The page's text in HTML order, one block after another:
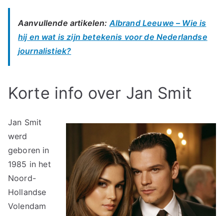
Aanvullende artikelen: Albrand Leeuwe – Wie is
hij en wat is zijn betekenis voor de Nederlandse
journalistiek?
Korte info over Jan Smit
Jan Smit
werd
geboren in
1985 in het
Noord-
Hollandse
Volendam